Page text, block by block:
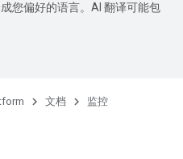
您偏好的语言。AI 翻译可能包
文档 监控